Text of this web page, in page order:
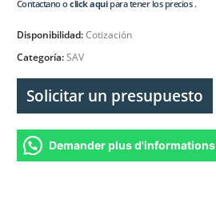
Contactano oclick aquipara tener los precios .
Disponibilidad:Cotización
Categoría:SAV
Solicitar un presupuesto
Demander plus d'informations